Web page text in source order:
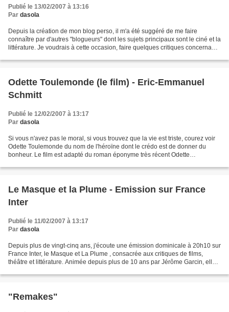
Publié le 13/02/2007 à 13:16
Par dasola
Depuis la création de mon blog perso, il m'a été suggéré de me faire
connaître par d'autres "blogueurs" dont les sujets principaux sont le ciné et la
littérature. Je voudrais à cette occasion, faire quelques critiques concernant
Odette Toulemonde (le film) - Eric-Emmanuel
Schmitt
Publié le 12/02/2007 à 13:17
Par dasola
Si vous n'avez pas le moral, si vous trouvez que la vie est triste, courez voir
Odette Toulemonde du nom de l'héroïne dont le crédo est de donner du
bonheur. Le film est adapté du roman éponyme très récent Odette
Le Masque et la Plume - Emission sur France
Inter
Publié le 11/02/2007 à 13:17
Par dasola
Depuis plus de vingt-cinq ans, j'écoute une émission dominicale à 20h10 sur
France Inter, le Masque et La Plume , consacrée aux critiques de films,
théâtre et littérature. Animée depuis plus de 10 ans par Jérôme Garcin, elle a
"Remakes"